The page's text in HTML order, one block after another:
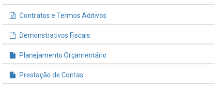
Contratos e Termos Aditivos
Demonstrativos Fiscais
Planejamento Orçamentário
Prestação de Contas